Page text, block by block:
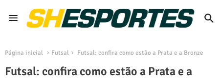
Página inicial Futsal Futsal: confira como estão a Prata e a Bronze
Futsal: confira como estão a Prata e a